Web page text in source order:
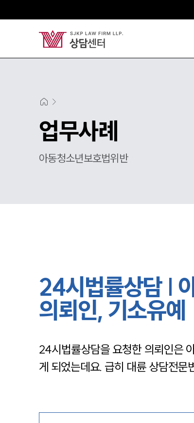
업무사례
아동청소년보호법위반
24시법률상담 |
의뢰인, 기소유예
24시법률상담을 요청한 의뢰인은
게 되었는데요. 급히 대륜 상담전문